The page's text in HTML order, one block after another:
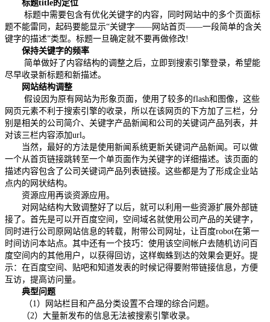
标题title的定位
标题中需要包含有优化关键字的内容，同时网站中的多个页面标
题不能雷同，起码要能显示“关键字——网站首页——一段简单的含关
键字的描述”类型。标题一旦确定就不要再做修改!
保持关键字的频率
简单做好了内容结构的调整之后，立即到搜索引擎登录，希望能
尽早收录新标题和新描述。
网站结构调整
假设因为原有网站为形象页面，使用了较多的flash和图像，这些
网页元素不利于搜索引擎的收录，所以在该网页的下方加了三栏，分
别是相关的公司简介、关键字产品新闻和公司的关键词产品列表，并
对该三栏内容添加url。
当然，最好的方法是使用新闻系统更新关键词产品新闻。可以做
一个从首页链接跳转至一个单页面作为关键字的详细描述。该页面的
描述内容包含了公司关键词产品列表链接。这些都是为了形成企业站
点内的网状结构。
资源应用再谈资源应用。
对网站结构大致调整好了以后，就可以利用一些资源扩展外部链
接了。首先是可以开百度空间，空间域名就使用公司产品的关键字，
同时进行公司原网站信息的转载，附带公司网址，让百度robot在第一
时间访问本站点。其中还有一个技巧：使用该空间帐户去随机访问百
度空间内的其他用户，以获得回访，这样蜘蛛到达的效果会更好。提
示：在百度空间、贴吧和知道发表的时候记得要附带链接信息，方便
互访，提高访问量。
典型问题
（1）网站栏目和产品分类设置不合理的综合问题。
（2）大量新发布的信息无法被搜索引擎收录。